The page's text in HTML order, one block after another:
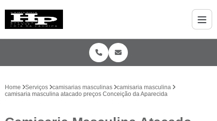
Home Serviços camisarias masculinas
camisaria masculina
camisaria masculina atacado preços Conceição da Aparecida